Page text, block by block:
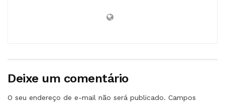
Deixe um comentário
O seu endereço de e-mail não será publicado. Campos